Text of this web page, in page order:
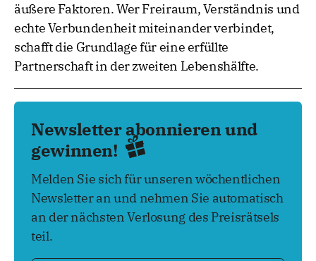
äußere Faktoren. Wer Freiraum, Verständnis und
echte Verbundenheit miteinander verbindet,
schafft die Grundlage für eine erfüllte
Partnerschaft in der zweiten Lebenshälfte.
Newsletter abonnieren und
gewinnen!
Melden Sie sich für unseren wöchentlichen
Newsletter an und nehmen Sie automatisch
an der nächsten Verlosung des Preisrätsels
teil.